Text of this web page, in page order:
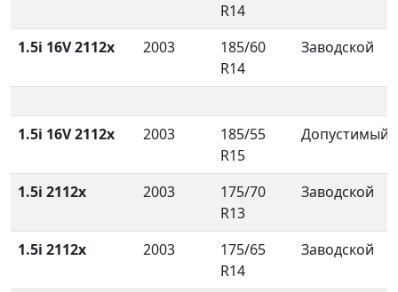
R14
1.5i 16V 2112x 2003
185/60
R14
Заводской
1.5i 16V 2112x 2003
185/55
R15
Допустимый
1.5i 2112x 2003
175/70
R13
Заводской
1.5i 2112x 2003
175/65
R14
Заводской